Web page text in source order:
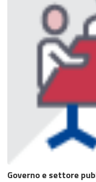
Governo e settore